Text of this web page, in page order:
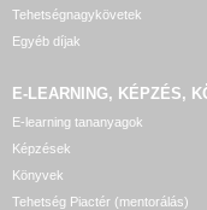
Tehetségnagykövetek
Egyéb díjak
E-LEARNING, KÉPZÉS,
E-learning tananyagok
Képzések
Könyvek
Tehetség Piactér (mentorálás)